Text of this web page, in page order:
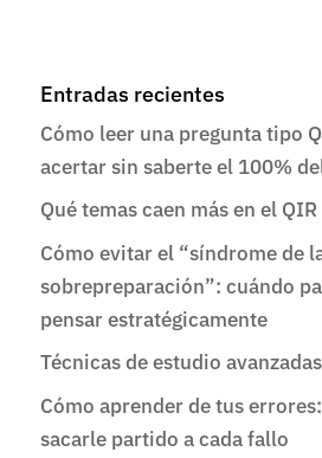
Entradas recientes
Cómo leer una pregunta tipo
acertar sin saberte el 100%
Qué temas caen más en el QIR
Cómo evitar el “síndrome de
sobrepreparación”: cuándo
pensar estratégicamente
Técnicas de estudio
Cómo aprender de tus
sacarle partido a cada fallo